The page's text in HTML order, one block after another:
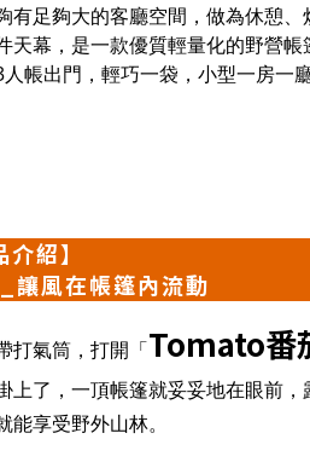
有足夠大的客廳空間，做為休憩
天幕，是一款優質輕量化的野營
帳出門，輕巧一袋，小型一房一
紹】
讓風在帳篷內流動
打氣筒，打開「Tomato番
上了，一頂帳篷就妥妥地在眼前，
享受野外山林。